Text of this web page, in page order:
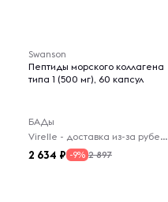
Swanson
Пептиды морского коллагена
типа 1 (500 мг), 60 капсул
БАДы
Virelle - доставка из-за рубежа
2 634 -9% 2 897